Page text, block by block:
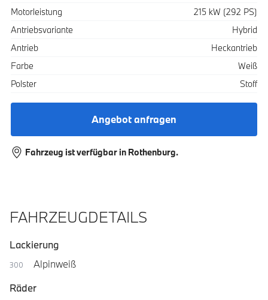
Motorleistung
215 kW (292 PS)
Antriebsvariante
Hybrid
Antrieb
Heckantrieb
Farbe
Weiß
Polster
Stoff
Angebot anfragen
Fahrzeug ist verfügbar in Rothenburg.
FAHRZEUGDETAILS
Lackierung
300
Alpinweiß
Räder